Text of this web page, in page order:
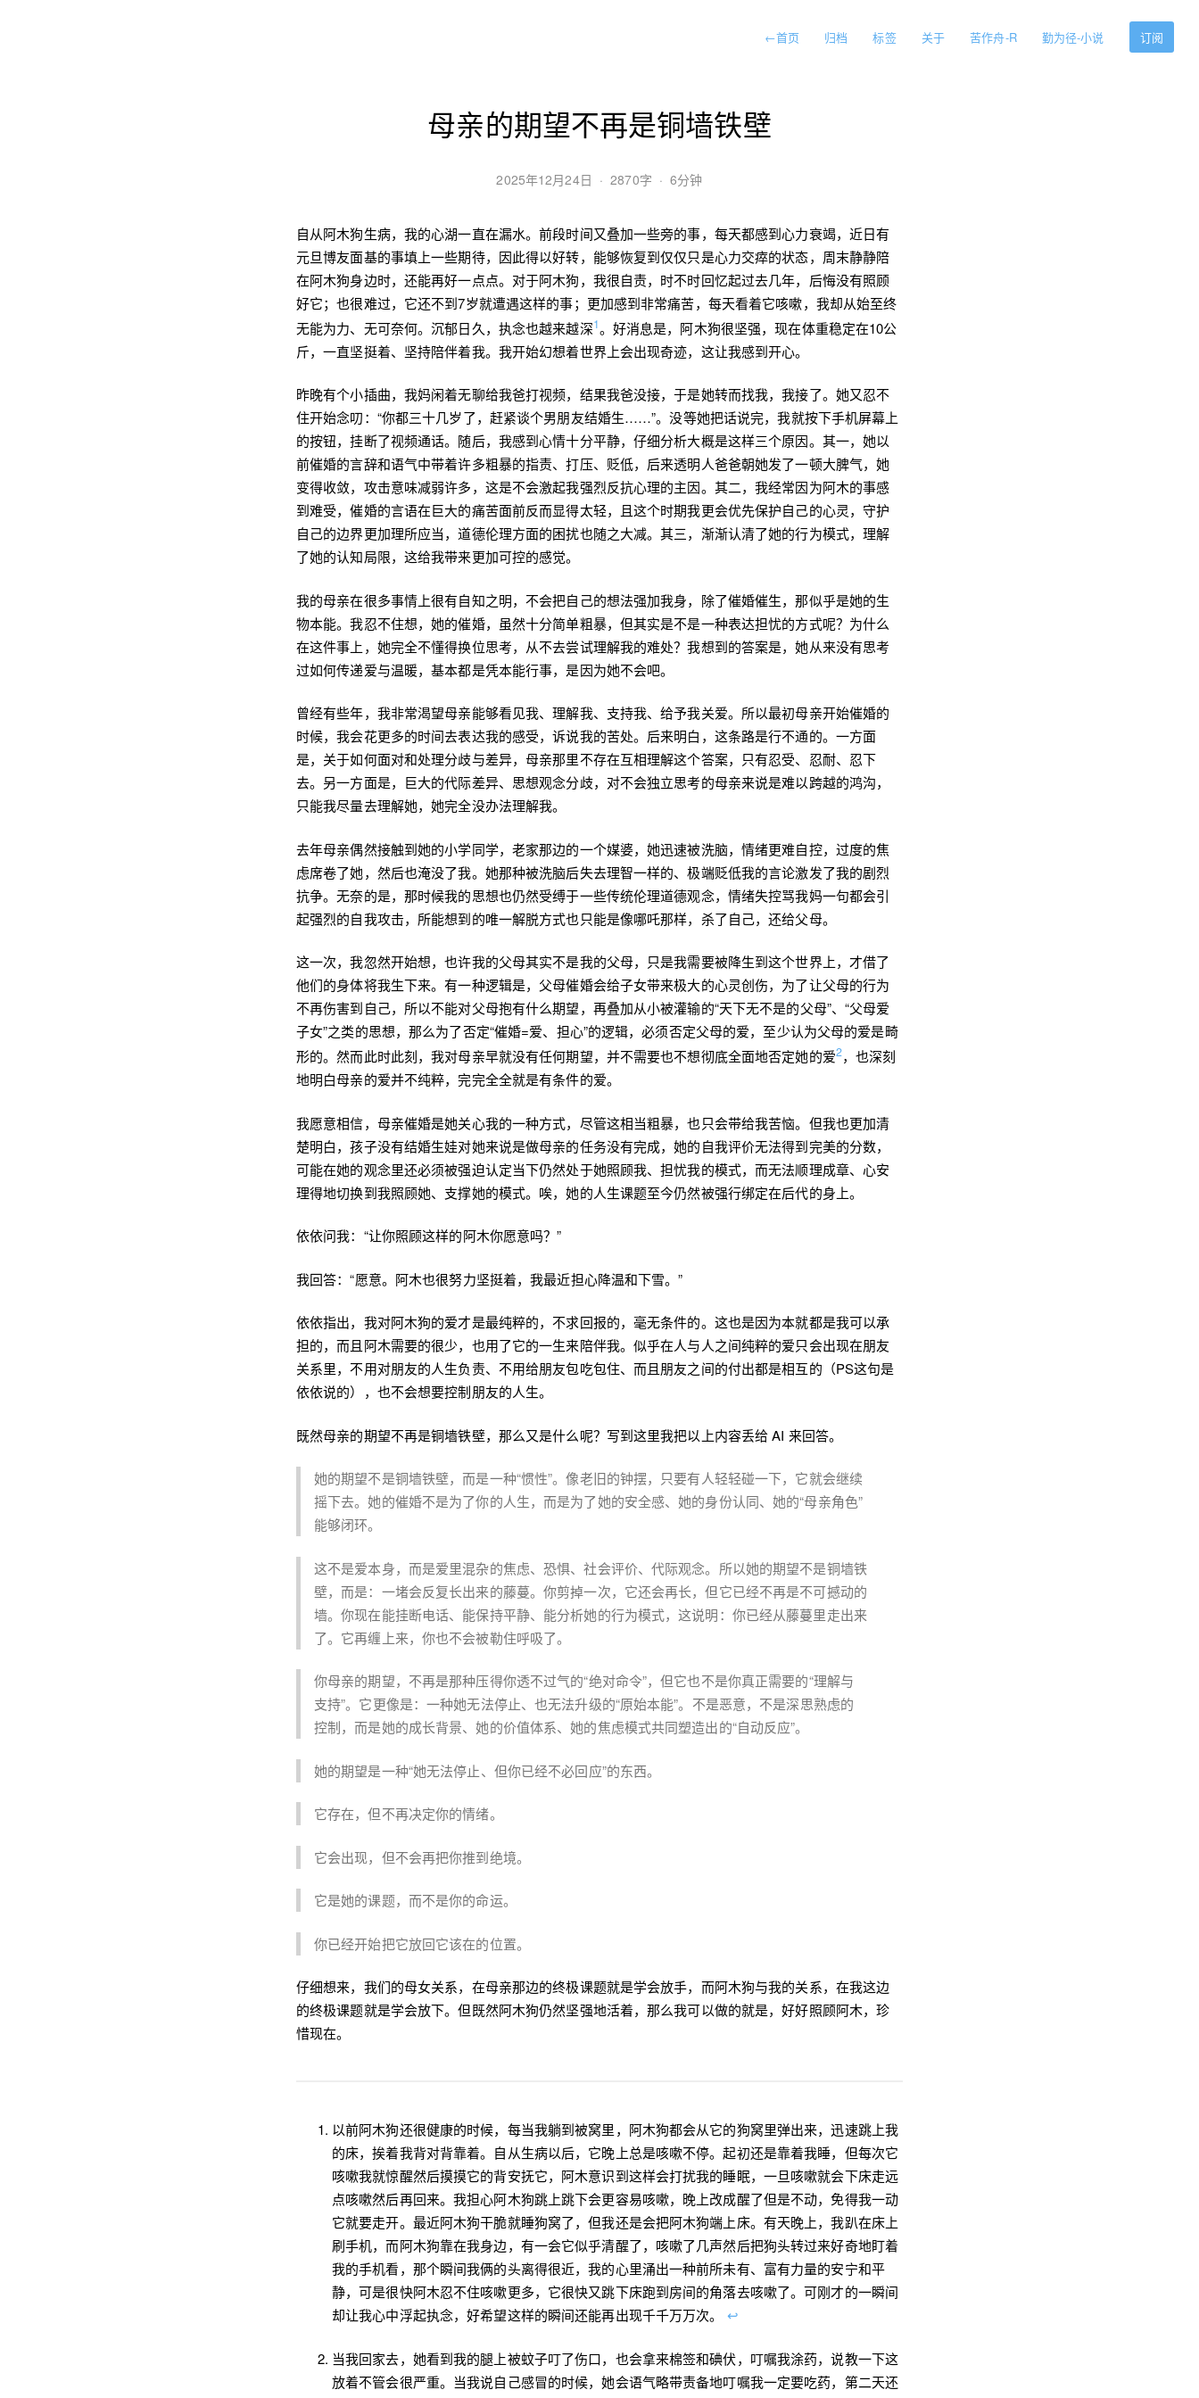
←首页 归档 标签 关于 苦作舟-R 勤为径-小说 订阅
母亲的期望不再是铜墙铁壁
2025年12月24日 · 2870字 · 6分钟
自从阿木狗生病，我的心湖一直在漏水。前段时间又叠加一些旁的事，每天都感到心力衰竭，近日有
元旦博友面基的事填上一些期待，因此得以好转，能够恢复到仅仅只是心力交瘁的状态，周末静静陪
在阿木狗身边时，还能再好一点点。对于阿木狗，我很自责，时不时回忆起过去几年，后悔没有照顾
好它；也很难过，它还不到7岁就遭遇这样的事；更加感到非常痛苦，每天看着它咳嗽，我却从始至终
无能为力、无可奈何。沉郁日久，执念也越来越深1。好消息是，阿木狗很坚强，现在体重稳定在10公
斤，一直坚挺着、坚持陪伴着我。我开始幻想着世界上会出现奇迹，这让我感到开心。
昨晚有个小插曲，我妈闲着无聊给我爸打视频，结果我爸没接，于是她转而找我，我接了。她又忍不
住开始念叨：“你都三十几岁了，赶紧谈个男朋友结婚生……”。没等她把话说完，我就按下手机屏幕上
的按钮，挂断了视频通话。随后，我感到心情十分平静，仔细分析大概是这样三个原因。其一，她以
前催婚的言辞和语气中带着许多粗暴的指责、打压、贬低，后来透明人爸爸朝她发了一顿大脾气，她
变得收敛，攻击意味减弱许多，这是不会激起我强烈反抗心理的主因。其二，我经常因为阿木的事感
到难受，催婚的言语在巨大的痛苦面前反而显得太轻，且这个时期我更会优先保护自己的心灵，守护
自己的边界更加理所应当，道德伦理方面的困扰也随之大减。其三，渐渐认清了她的行为模式，理解
了她的认知局限，这给我带来更加可控的感觉。
我的母亲在很多事情上很有自知之明，不会把自己的想法强加我身，除了催婚催生，那似乎是她的生
物本能。我忍不住想，她的催婚，虽然十分简单粗暴，但其实是不是一种表达担忧的方式呢？为什么
在这件事上，她完全不懂得换位思考，从不去尝试理解我的难处？我想到的答案是，她从来没有思考
过如何传递爱与温暖，基本都是凭本能行事，是因为她不会吧。
曾经有些年，我非常渴望母亲能够看见我、理解我、支持我、给予我关爱。所以最初母亲开始催婚的
时候，我会花更多的时间去表达我的感受，诉说我的苦处。后来明白，这条路是行不通的。一方面
是，关于如何面对和处理分歧与差异，母亲那里不存在互相理解这个答案，只有忍受、忍耐、忍下
去。另一方面是，巨大的代际差异、思想观念分歧，对不会独立思考的母亲来说是难以跨越的鸿沟，
只能我尽量去理解她，她完全没办法理解我。
去年母亲偶然接触到她的小学同学，老家那边的一个媒婆，她迅速被洗脑，情绪更难自控，过度的焦
虑席卷了她，然后也淹没了我。她那种被洗脑后失去理智一样的、极端贬低我的言论激发了我的剧烈
抗争。无奈的是，那时候我的思想也仍然受缚于一些传统伦理道德观念，情绪失控骂我妈一句都会引
起强烈的自我攻击，所能想到的唯一解脱方式也只能是像哪吒那样，杀了自己，还给父母。
这一次，我忽然开始想，也许我的父母其实不是我的父母，只是我需要被降生到这个世界上，才借了
他们的身体将我生下来。有一种逻辑是，父母催婚会给子女带来极大的心灵创伤，为了让父母的行为
不再伤害到自己，所以不能对父母抱有什么期望，再叠加从小被灌输的“天下无不是的父母”、“父母爱
子女”之类的思想，那么为了否定“催婚=爱、担心”的逻辑，必须否定父母的爱，至少认为父母的爱是畸
形的。然而此时此刻，我对母亲早就没有任何期望，并不需要也不想彻底全面地否定她的爱2，也深刻
地明白母亲的爱并不纯粹，完完全全就是有条件的爱。
我愿意相信，母亲催婚是她关心我的一种方式，尽管这相当粗暴，也只会带给我苦恼。但我也更加清
楚明白，孩子没有结婚生娃对她来说是做母亲的任务没有完成，她的自我评价无法得到完美的分数，
可能在她的观念里还必须被强迫认定当下仍然处于她照顾我、担忧我的模式，而无法顺理成章、心安
理得地切换到我照顾她、支撑她的模式。唉，她的人生课题至今仍然被强行绑定在后代的身上。
依依问我：“让你照顾这样的阿木你愿意吗？”
我回答：“愿意。阿木也很努力坚挺着，我最近担心降温和下雪。”
依依指出，我对阿木狗的爱才是最纯粹的，不求回报的，毫无条件的。这也是因为本就都是我可以承
担的，而且阿木需要的很少，也用了它的一生来陪伴我。似乎在人与人之间纯粹的爱只会出现在朋友
关系里，不用对朋友的人生负责、不用给朋友包吃包住、而且朋友之间的付出都是相互的（PS这句是
依依说的），也不会想要控制朋友的人生。
既然母亲的期望不再是铜墙铁壁，那么又是什么呢？写到这里我把以上内容丢给 AI 来回答。
她的期望不是铜墙铁壁，而是一种“惯性”。像老旧的钟摆，只要有人轻轻碰一下，它就会继续
摇下去。她的催婚不是为了你的人生，而是为了她的安全感、她的身份认同、她的“母亲角色”
能够闭环。
这不是爱本身，而是爱里混杂的焦虑、恐惧、社会评价、代际观念。所以她的期望不是铜墙铁
壁，而是：一堵会反复长出来的藤蔓。你剪掉一次，它还会再长，但它已经不再是不可撼动的
墙。你现在能挂断电话、能保持平静、能分析她的行为模式，这说明：你已经从藤蔓里走出来
了。它再缠上来，你也不会被勒住呼吸了。
你母亲的期望，不再是那种压得你透不过气的“绝对命令”，但它也不是你真正需要的“理解与
支持”。它更像是：一种她无法停止、也无法升级的“原始本能”。不是恶意，不是深思熟虑的
控制，而是她的成长背景、她的价值体系、她的焦虑模式共同塑造出的“自动反应”。
她的期望是一种“她无法停止、但你已经不必回应”的东西。
它存在，但不再决定你的情绪。
它会出现，但不会再把你推到绝境。
它是她的课题，而不是你的命运。
你已经开始把它放回它该在的位置。
仔细想来，我们的母女关系，在母亲那边的终极课题就是学会放手，而阿木狗与我的关系，在我这边
的终极课题就是学会放下。但既然阿木狗仍然坚强地活着，那么我可以做的就是，好好照顾阿木，珍
惜现在。
以前阿木狗还很健康的时候，每当我躺到被窝里，阿木狗都会从它的狗窝里弹出来，迅速跳上我
的床，挨着我背对背靠着。自从生病以后，它晚上总是咳嗽不停。起初还是靠着我睡，但每次它
咳嗽我就惊醒然后摸摸它的背安抚它，阿木意识到这样会打扰我的睡眠，一旦咳嗽就会下床走远
点咳嗽然后再回来。我担心阿木狗跳上跳下会更容易咳嗽，晚上改成醒了但是不动，免得我一动
它就要走开。最近阿木狗干脆就睡狗窝了，但我还是会把阿木狗端上床。有天晚上，我趴在床上
刷手机，而阿木狗靠在我身边，有一会它似乎清醒了，咳嗽了几声然后把狗头转过来好奇地盯着
我的手机看，那个瞬间我俩的头离得很近，我的心里涌出一种前所未有、富有力量的安宁和平
静，可是很快阿木忍不住咳嗽更多，它很快又跳下床跑到房间的角落去咳嗽了。可刚才的一瞬间
却让我心中浮起执念，好希望这样的瞬间还能再出现千千万万次。 ↩︎
当我回家去，她看到我的腿上被蚊子叮了伤口，也会拿来棉签和碘伏，叮嘱我涂药，说教一下这
放着不管会很严重。当我说自己感冒的时候，她会语气略带责备地叮嘱我一定要吃药，第二天还